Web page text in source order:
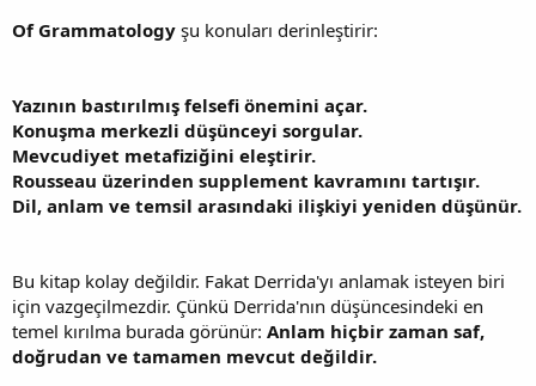
Of Grammatology şu konuları derinleştirir:
Yazının bastırılmış felsefi önemini açar.
Konuşma merkezli düşünceyi sorgular.
Mevcudiyet metafiziğini eleştirir.
Rousseau üzerinden supplement kavramını tartışır.
Dil, anlam ve temsil arasındaki ilişkiyi yeniden düşünür.
Bu kitap kolay değildir. Fakat Derrida'yı anlamak isteyen biri
için vazgeçilmezdir. Çünkü Derrida'nın düşüncesindeki en
temel kırılma burada görünür: Anlam hiçbir zaman saf,
doğrudan ve tamamen mevcut değildir.